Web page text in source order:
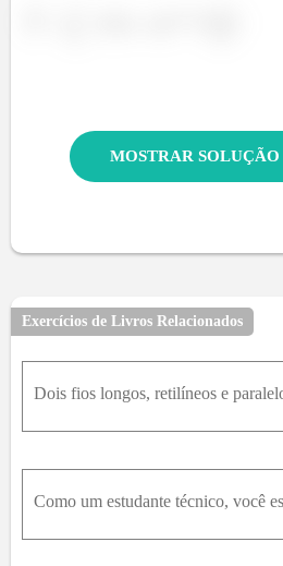
Exercícios de Livros Relacionados